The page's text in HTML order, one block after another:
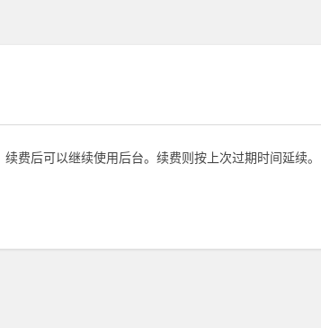
费后可以继续使用后台。续费则按上次过期时间延续。